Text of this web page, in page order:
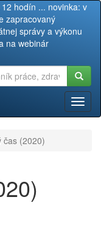
hodín ... novinka: v
zapracovaný
správy a výkonu
na webinár
čas (2020)